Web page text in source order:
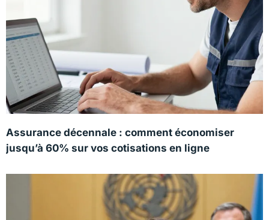
Assurance décennale : comment économiser
jusqu’à 60% sur vos cotisations en ligne